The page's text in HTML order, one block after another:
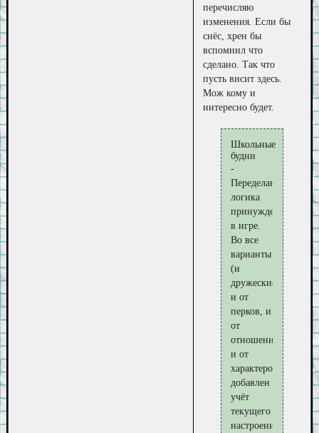
перечисляю
изменения. Если бы
снёс, хрен бы
вспомнил что
сделано. Так что
пусть висит здесь.
Мож кому и
интересно будет.
Школьные
будни
-
Переделана
логика
принуждения
в игре.
Во все
варианты
(и
дружеские,
и от
перков, и
от
отношений,
и от
характеров)
добавлен
учёт
текущего
настроения